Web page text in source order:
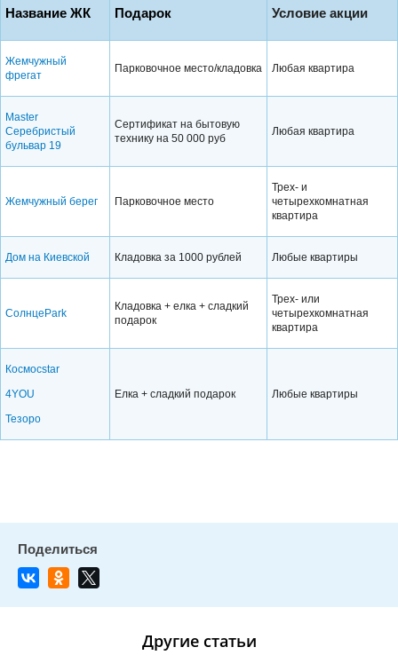
Название ЖК Подарок Условие акции
Жемчужный
фрегат
Парковочное место/кладовка Любая квартира
Master
Серебристый
бульвар 19
Сертификат на бытовую
технику на 50 000 руб
Любая квартира
Жемчужный берег Парковочное место
Трех- и
четырехкомнатная
квартира
Дом на Киевской Кладовка за 1000 рублей Любые квартиры
СолнцеPark
Кладовка + елка + сладкий
подарок
Трех- или
четырехкомнатная
квартира
Космосstar
4YOU
Тезоро
Елка + сладкий подарок Любые квартиры
Другие статьи